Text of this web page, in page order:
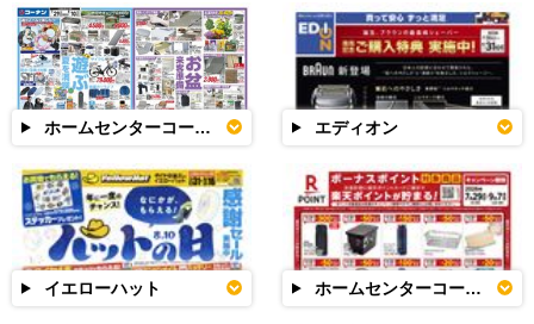
ホームセンターコーナン エディオン
イエローハット ホームセンターコーナン